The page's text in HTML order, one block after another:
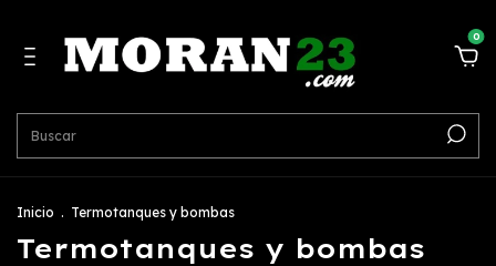
0
Inicio . Termotanques y bombas
Termotanques y bombas